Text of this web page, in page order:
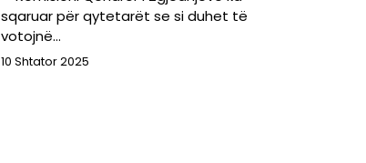
sqaruar për qytetarët se si duhet të
votojnë…
10 Shtator 2025